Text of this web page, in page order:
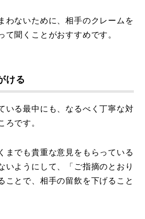
わないために、相手のクレームを
て聞くことがおすすめです。
ける
いる最中にも、なるべく丁寧な対
ろです。
までも貴重な意見をもらっている
いようにして、「ご指摘のとおり
ことで、相手の留飲を下げること